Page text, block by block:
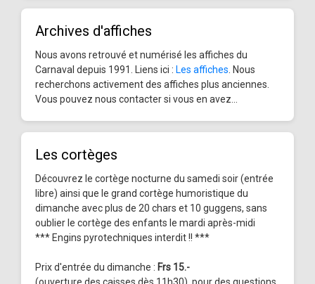
Archives d'affiches
Nous avons retrouvé et numérisé les affiches du
Carnaval depuis 1991. Liens ici : Les affiches . Nous
recherchons activement des affiches plus anciennes.
Vous pouvez nous contacter si vous en avez...
Les cortèges
Découvrez le cortège nocturne du samedi soir (entrée
libre) ainsi que le grand cortège humoristique du
dimanche avec plus de 20 chars et 10 guggens, sans
oublier le cortège des enfants le mardi après-midi
*** Engins pyrotechniques interdit !! ***
Prix d'entrée du dimanche : Frs 15.-